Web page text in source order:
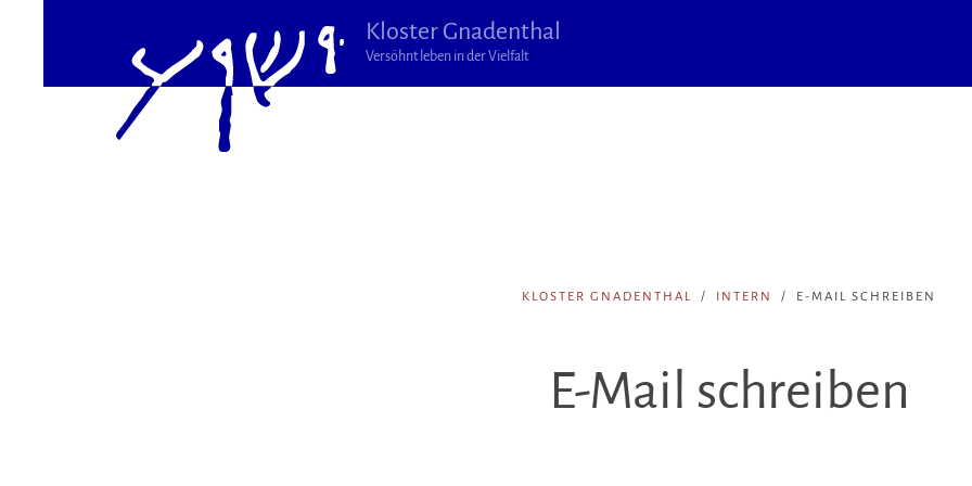
Kloster Gnadenthal
Versöhnt leben in der Vielfalt
KLOSTER GNADENTHAL INTERN E-MAIL SCHREIBEN
E-Mail schreiben